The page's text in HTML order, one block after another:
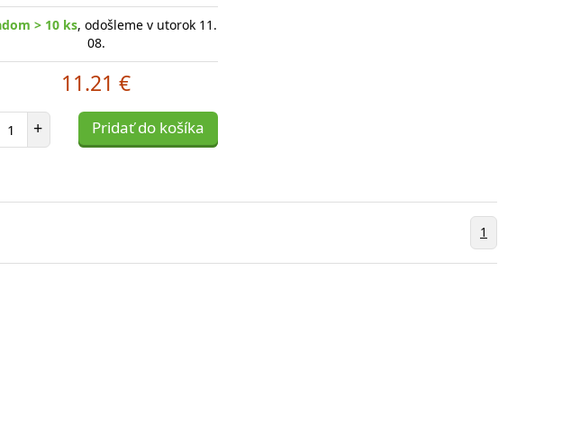
> 10 ks, odošleme v utorok 11.
08.
11.21 €
Počet položiek
+ Pridať do košíka
1